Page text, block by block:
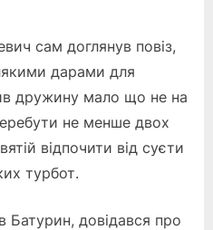
сам доглянув повіз,
дарами для
дружину мало що не на
не менше двох
відпочити від суєти
турбот.
Батурин, довідався про